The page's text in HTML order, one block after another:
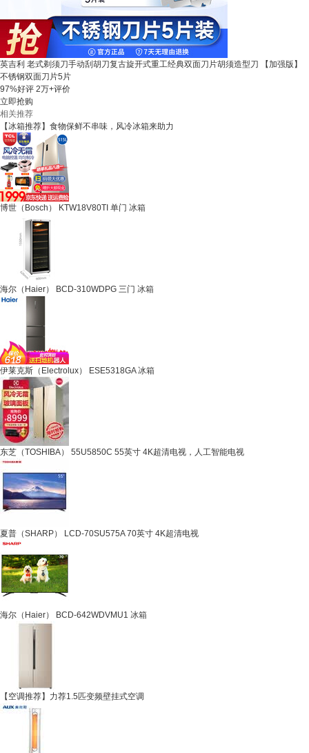
英吉利 老式剃须刀手动刮胡刀复古旋开式重工经典双面刀片胡须造型刀 【加强版】
不锈钢双面刀片5片
97%好评 2万+评价
立即抢购
相关推荐
【冰箱推荐】食物保鲜不串味，风冷冰箱来助力
博世（Bosch） KTW18V80TI 单门 冰箱
海尔（Haier） BCD-310WDPG 三门 冰箱
伊莱克斯（Electrolux） ESE5318GA 冰箱
东芝（TOSHIBA） 55U5850C 55英寸 4K超清电视，人工智能电视
夏普（SHARP） LCD-70SU575A 70英寸 4K超清电视
海尔（Haier） BCD-642WDVMU1 冰箱
【空调推荐】力荐1.5匹变频壁挂式空调